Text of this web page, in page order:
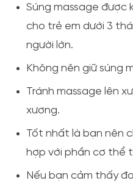
Súng massage được
cho trẻ em dưới 3
người lớn.
Không nên giữ súng
Tránh massage lên
xương.
Tốt nhất là bạn nên
hợp với phần cơ thể
Nếu bạn cảm thấy